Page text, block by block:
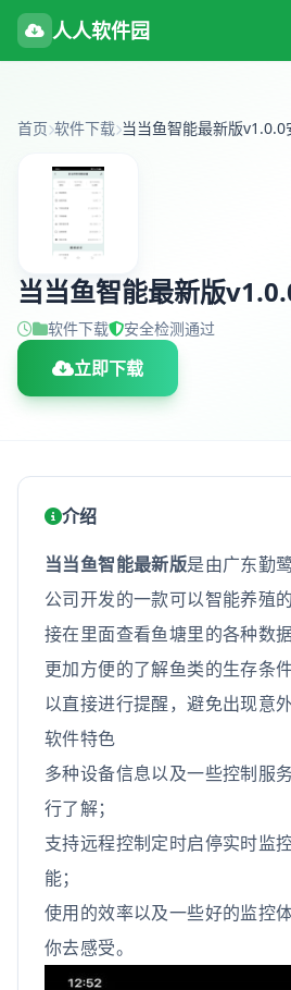
人人软件园
首页 软件下载 当当鱼智能最新版v1.0.0
当当鱼智能最新版
软件下载 安全检测通过
立即下载
介绍
当当鱼智能最新版是由广东勤
公司开发的一款可以智能养殖
接在里面查看鱼塘里的各种数
更加方便的了解鱼类的生存条
以直接进行提醒，避免出现意
软件特色
多种设备信息以及一些控制服
行了解；
支持远程控制定时启停实时监
能；
使用的效率以及一些好的监控
你去感受。